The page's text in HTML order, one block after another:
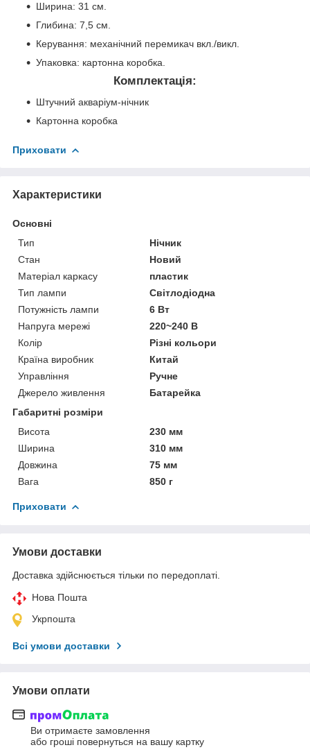
Ширина: 31 см.
Глибина: 7,5 см.
Керування: механічний перемикач вкл./викл.
Упаковка: картонна коробка.
Комплектація:
Штучний акваріум-нічник
Картонна коробка
Приховати
Характеристики
Основні
Тип
Нічник
Стан
Новий
Матеріал каркасу
пластик
Тип лампи
Світлодіодна
Потужність лампи
6 Вт
Напруга мережі
220~240 В
Колір
Різні кольори
Країна виробник
Китай
Управління
Ручне
Джерело живлення
Батарейка
Габаритні розміри
Висота
230 мм
Ширина
310 мм
Довжина
75 мм
Вага
850 г
Приховати
Умови доставки
Доставка здійснюється тільки по передоплаті.
Нова Пошта
Укрпошта
Всі умови доставки
Умови оплати
Ви отримаєте замовлення
або гроші повернуться на вашу картку